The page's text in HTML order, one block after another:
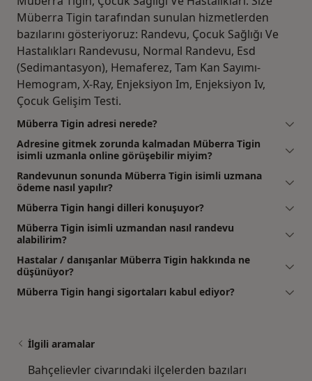
Müberra Tigin tarafından sunulan hizmetlerden
bazılarını gösteriyoruz: Randevu, Çocuk Sağlığı Ve
Hastalıkları Randevusu, Normal Randevu, Esd
(Sedimantasyon), Hemaferez, Tam Kan Sayımı-
Hemogram, X-Ray, Enjeksiyon Im, Enjeksiyon Iv,
Çocuk Gelişim Testi.
Müberra Tigin adresi nerede?
Adresine gitmek zorunda kalmadan Müberra Tigin
isimli uzmanla online görüşebilir miyim?
Randevunun sonunda Müberra Tigin isimli uzmana
ödeme nasıl yapılır?
Müberra Tigin hangi dilleri konuşuyor?
Müberra Tigin isimli uzmandan nasıl randevu
alabilirim?
Hastalar / danışanlar Müberra Tigin hakkında ne
düşünüyor?
Müberra Tigin hangi sigortaları kabul ediyor?
İlgili aramalar
Bahçelievler civarındaki ilçelerden bazıları